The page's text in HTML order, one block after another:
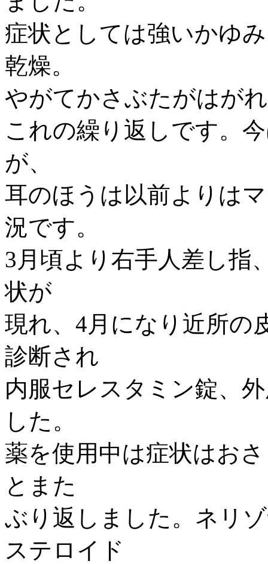
症状としては強いかゆ
乾燥。
やがてかさぶたがはが
これの繰り返しです。
が、
耳のほうは以前よりは
況です。
3月頃より右手人差し指
状が
現れ、4月になり近所の
診断され
内服セレスタミン錠、
した。
薬を使用中は症状はお
とまた
ぶり返しました。ネリ
ステロイド